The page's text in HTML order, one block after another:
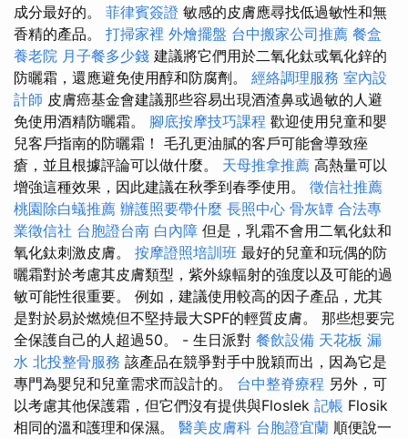
成分最好的。 菲律賓簽證 敏感的皮膚應尋找低過敏性和無
香精的產品。 打掃家裡 外燴擺盤 台中搬家公司推薦 餐盒
養老院 月子餐多少錢 建議將它們用於二氧化鈦或氧化鋅的
防曬霜，還應避免使用醇和防腐劑。 經絡調理服務 室內設
計師 皮膚癌基金會建議那些容易出現酒渣鼻或過敏的人避
免使用酒精防曬霜。 腳底按摩技巧課程 歡迎使用兒童和嬰
兒客戶指南的防曬霜！ 毛孔更油膩的客戶可能會導致痤
瘡，並且根據評論可以做什麼。 天母推拿推薦 高熱量可以
增強這種效果，因此建議在秋季到春季使用。 徵信社推薦
桃園除白蟻推薦 辦護照要帶什麼 長照中心 骨灰罈 合法專
業徵信社 台胞證台南 白內障 但是，乳霜不會用二氧化鈦和
氧化鈦刺激皮膚。 按摩證照培訓班 最好的兒童和玩偶的防
曬霜對於考慮其皮膚類型，紫外線輻射的強度以及可能的過
敏可能性很重要。 例如，建議使用較高的因子產品，尤其
是對於易於燃燒但不堅持最大SPF的輕質皮膚。 那些想要完
全保護自己的人超過50。 - 生日派對 餐飲設備 天花板 漏
水 北投整骨服務 該產品在競爭對手中脫穎而出，因為它是
專門為嬰兒和兒童需求而設計的。 台中整脊療程 另外，可
以考慮其他保護霜，但它們沒有提供與Floslek 記帳 Flosik
相同的溫和護理和保濕。 醫美皮膚科 台胞證宜蘭 順便說一